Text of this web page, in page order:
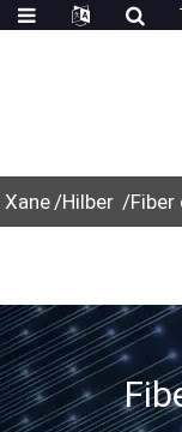
Xane Hilber Fiber